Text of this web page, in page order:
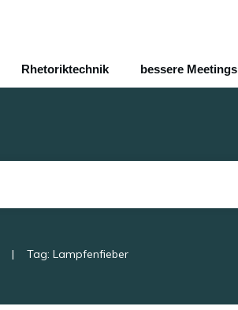
Rhetoriktechnik bessere Meetings
| Tag: Lampfenfieber